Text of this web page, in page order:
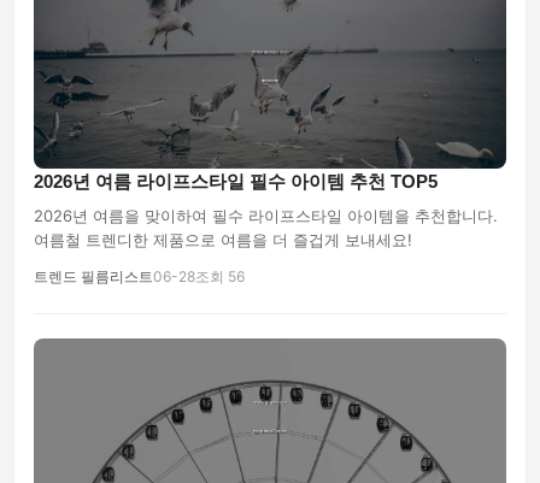
2026년 여름 라이프스타일 필수 아이템 추천 TOP5
2026년 여름을 맞이하여 필수 라이프스타일 아이템을 추천합니다.
여름철 트렌디한 제품으로 여름을 더 즐겁게 보내세요!
트렌드 필름리스트06-28조회 56